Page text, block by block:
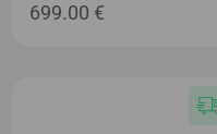
699.00 €